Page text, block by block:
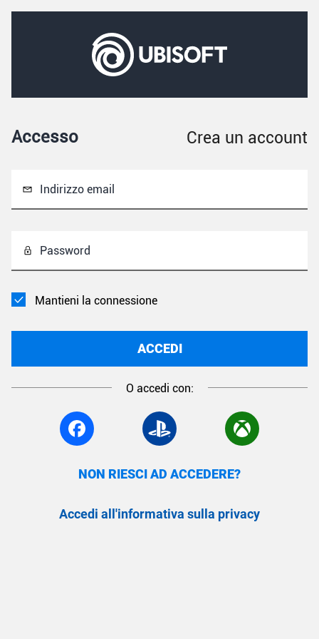
Accesso Crea un account
Indirizzo email
Password
Mantieni la connessione
ACCEDI
O accedi con:
NON RIESCI AD ACCEDERE?
Accedi all'informativa sulla privacy